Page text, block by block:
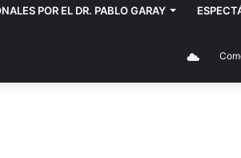
POR EL DR. PABLO GARAY